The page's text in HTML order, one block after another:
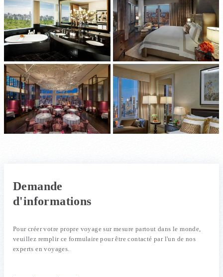
Demande
d'informations
Pour créer votre propre voyage sur mesure partout dans le monde,
veuillez remplir ce formulaire pour être contacté par l'un de nos
experts en voyages.